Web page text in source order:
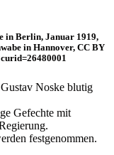
in Berlin, Januar 1919,
in Hannover, CC BY
Noske blutig
Gefechte mit
festgenommen.